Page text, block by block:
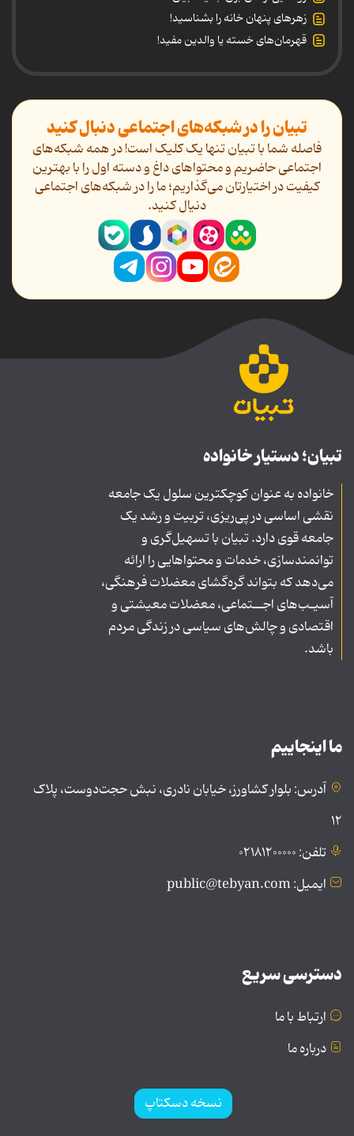
زهرهای پنهان خانه را بشناسید!
قهرمان‌های خسته یا والدین مفید!
تبیان را در شبکه‌های اجتماعی دنبال کنید
فاصله شما با تبیان تنها یک کلیک است! در همه شبکه‌های
اجتماعی حاضریم و محتواهای داغ و دسته اول را با بهترین
کیفیت در اختیارتان می‌گذاریم؛ ما را در شبکه‌های اجتماعی
دنیال کنید.
تبیان؛ دستیار خانواده
خانواده به عنوان کوچکترین سلول یک جامعه
نقشی اساسی در پی‌ریزی، تربیت و رشد یک
جامعه قوی دارد. تبیان با تسهیل‌گری و
توانمندسازی، خدمات و محتواهایی را ارائه
می‌دهد که بتواند گره‌گشای معضلات فرهنگی،
آسیـب‌های اجــتماعی، معضلات معیشتی و
اقتصادی و چالش‌های سیاسی در زندگی مردم
باشد.
ما اینجاییم
آدرس: بلوار کشاورز، خیابان نادری، نبش حجت‌دوست، پلاک
۱۲
تلفن: ۰۲۱۸۱۲۰۰۰۰۰
ایمیل: public@tebyan.com
دسترسی سریع
ارتباط با ما
درباره ما
نسخه دسکتاپ